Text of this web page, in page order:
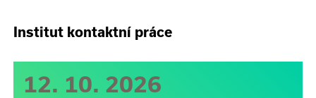
Institut kontaktní práce
12. 10. 2026